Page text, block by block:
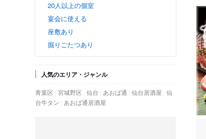
20人以上の個室
宴会に使える
座敷あり
掘りごたつあり
人気のエリア・ジャンル
青葉区 宮城野区 仙台 あおば通 仙台居酒屋 仙
台牛タン
あおば通居酒屋